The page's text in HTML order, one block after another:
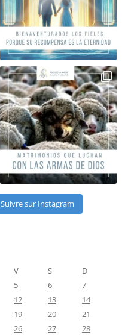
Suivre sur Instagram
V S
D
5 6
7
12 13
14
19 20
21
26 27
28